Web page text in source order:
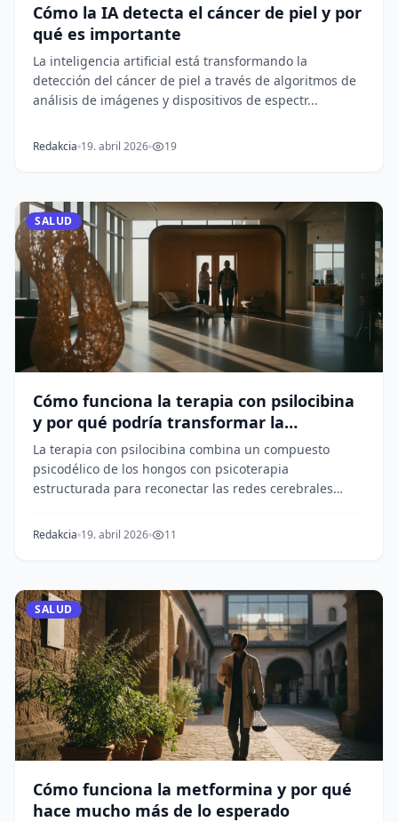
Cómo la IA detecta el cáncer de piel y por
qué es importante
La inteligencia artificial está transformando la
detección del cáncer de piel a través de algoritmos de
análisis de imágenes y dispositivos de espectr...
Redakcia 19. abril 2026 19
SALUD
Cómo funciona la terapia con psilocibina
y por qué podría transformar la
psiquiatría
La terapia con psilocibina combina un compuesto
psicodélico de los hongos con psicoterapia
estructurada para reconectar las redes cerebrales
Redakcia 19. abril 2026 11
SALUD
Cómo funciona la metformina y por qué
hace mucho más de lo esperado